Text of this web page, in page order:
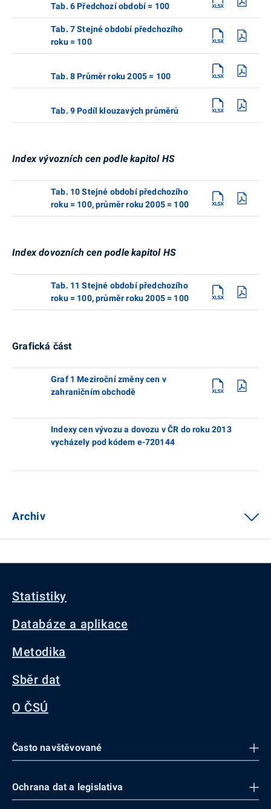
Tab. 6 Předchozí období = 100
Tab. 7 Stejné období předchozího
roku = 100
Tab. 8 Průměr roku 2005 = 100
Tab. 9 Podíl klouzavých průměrů
Index vývozních cen podle kapitol HS
Tab. 10 Stejné období předchozího
roku = 100, průměr roku 2005 = 100
Index dovozních cen podle kapitol HS
Tab. 11 Stejné období předchozího
roku = 100, průměr roku 2005 = 100
Grafická část
Graf 1 Meziroční změny cen v
zahraničním obchodě
Indexy cen vývozu a dovozu v ČR do roku 2013
vycházely pod kódem e-720144
Archiv
Statistiky
Databáze a aplikace
Metodika
Sběr dat
O ČSÚ
Často navštěvované
Ochrana dat a legislativa